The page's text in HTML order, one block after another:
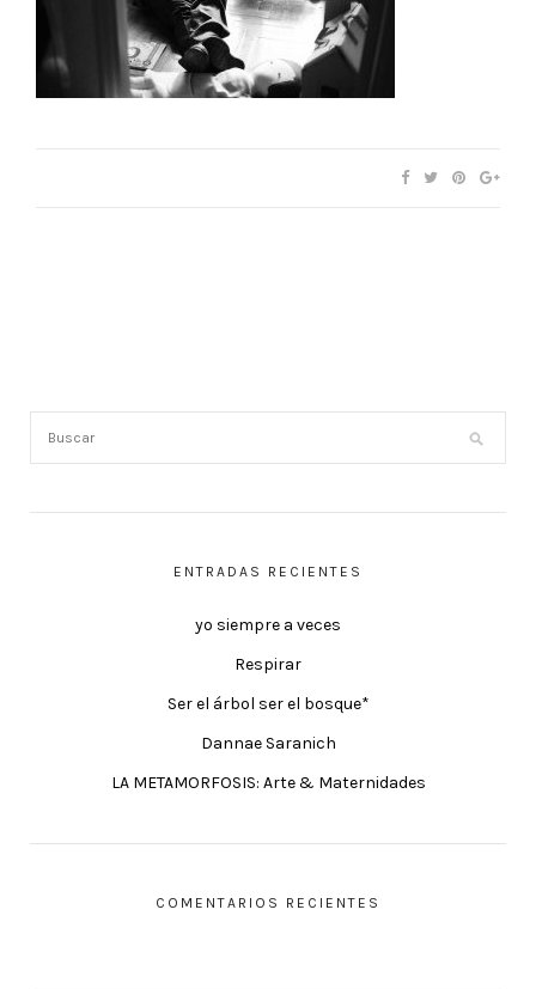
ENTRADAS RECIENTES
yo siempre a veces
Respirar
Ser el árbol ser el bosque*
Dannae Saranich
LA METAMORFOSIS: Arte & Maternidades
COMENTARIOS RECIENTES